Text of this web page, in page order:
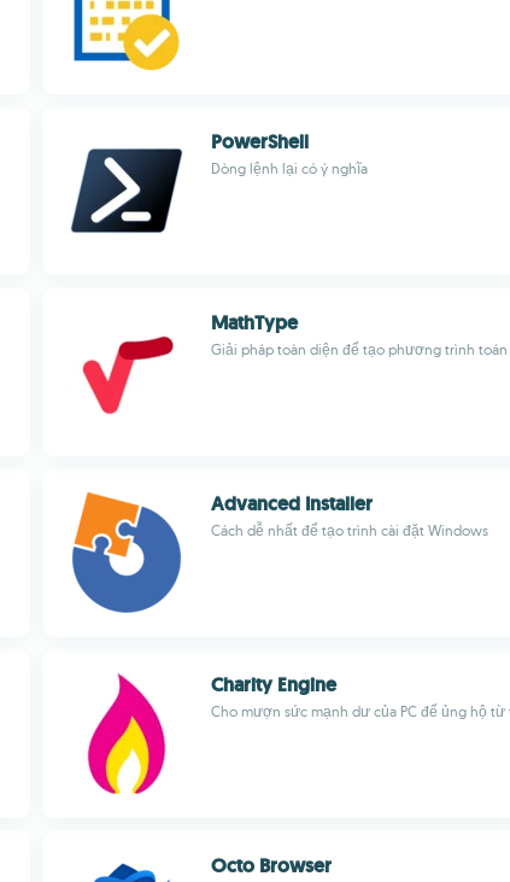
PowerShell
Dòng lệnh lại có ý nghĩa
MathType
Giải pháp toàn diện để tạo phương trình
Advanced Installer
Cách dễ nhất để tạo trình cài đặt Windows
Charity Engine
Cho mượn sức mạnh dư của PC để ủng hộ từ
Octo Browser